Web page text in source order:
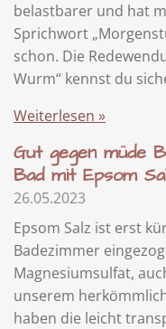
belastbarer und hat
Sprichwort
schon. Die
Wurm“ kennst du
Weiterlesen »
Gut gegen müde
Bad mit Epsom
26.05.2023
Epsom Salz ist erst
Badezimmer
Magnesiumsulfat,
unserem
haben die leicht